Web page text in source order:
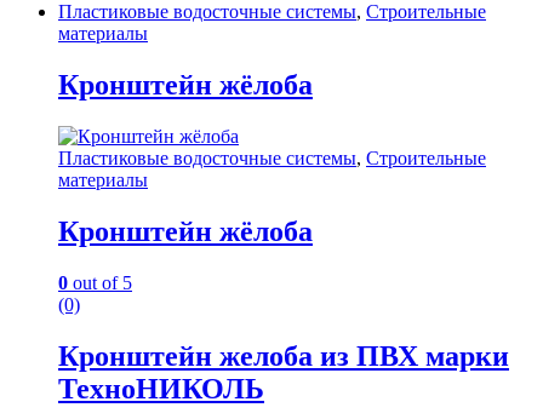
Пластиковые водосточные системы, Строительные
материалы
Кронштейн жёлоба
Пластиковые водосточные системы, Строительные
материалы
Кронштейн жёлоба
0 out of 5
(0)
Кронштейн желоба из ПВХ марки
ТехноНИКОЛЬ